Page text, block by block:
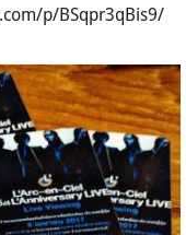
p/BSqpr3qBis9/